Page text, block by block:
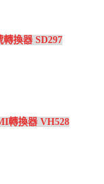
換器 SD297
轉換器 VH528